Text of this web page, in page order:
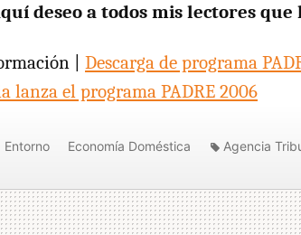
deseo a todos mis lectores que
| Descarga de programa
lanza el programa PADRE 2006
Entorno Economía Doméstica Agencia